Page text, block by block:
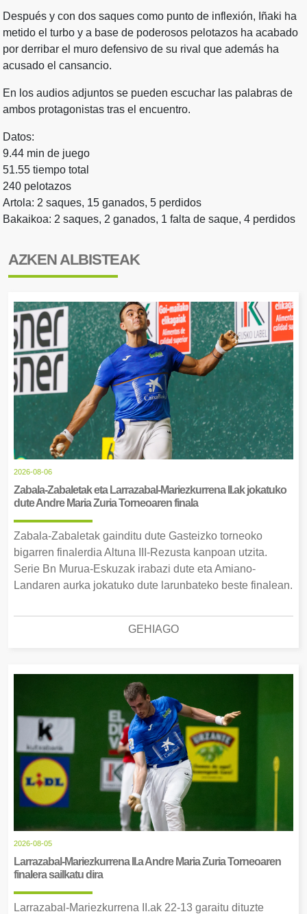
Después y con dos saques como punto de inflexión, Iñaki ha
metido el turbo y a base de poderosos pelotazos ha acabado
por derribar el muro defensivo de su rival que además ha
acusado el cansancio.
En los audios adjuntos se pueden escuchar las palabras de
ambos protagonistas tras el encuentro.
Datos:
9.44 min de juego
51.55 tiempo total
240 pelotazos
Artola: 2 saques, 15 ganados, 5 perdidos
Bakaikoa: 2 saques, 2 ganados, 1 falta de saque, 4 perdidos
AZKEN ALBISTEAK
2026-08-06
Zabala-Zabaletak eta Larrazabal-Mariezkurrena II.ak jokatuko
dute Andre Maria Zuria Torneoaren finala
Zabala-Zabaletak gainditu dute Gasteizko torneoko
bigarren finalerdia Altuna III-Rezusta kanpoan utzita.
Serie Bn Murua-Eskuzak irabazi dute eta Amiano-
Landaren aurka jokatuko dute larunbateko beste finalean.
GEHIAGO
2026-08-05
Larrazabal-Mariezkurrena II.a Andre Maria Zuria Torneoaren
finalera sailkatu dira
Larrazabal-Mariezkurrena II.ak 22-13 garaitu dituzte